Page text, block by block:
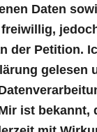
Daten
der Petition.
gelesen
ist bekannt,